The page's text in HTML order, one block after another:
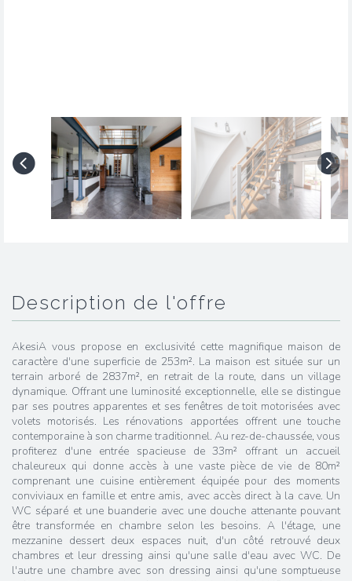
description de l'offre
AkesiA vous propose en exclusivité cette magnifique maison de
caractère d'une superficie de 253m². La maison est située sur un
terrain arboré de 2837m², en retrait de la route, dans un village
dynamique. Offrant une luminosité exceptionnelle, elle se distingue
par ses poutres apparentes et ses fenêtres de toit motorisées avec
volets motorisés. Les rénovations apportées offrent une touche
contemporaine à son charme traditionnel. Au rez-de-chaussée, vous
profiterez d'une entrée spacieuse de 33m² offrant un accueil
chaleureux qui donne accès à une vaste pièce de vie de 80m²
comprenant une cuisine entièrement équipée pour des moments
conviviaux en famille et entre amis, avec accès direct à la cave. Un
WC séparé et une buanderie avec une douche attenante pouvant
être transformée en chambre selon les besoins. A l'étage, une
mezzanine dessert deux espaces nuit, d'un côté retrouvé deux
chambres et leur dressing ainsi qu'une salle d'eau avec WC. De
l'autre une chambre avec son dressing ainsi qu'une somptueuse